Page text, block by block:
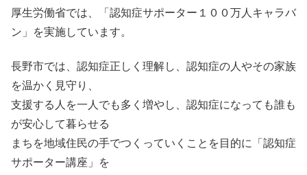
厚生労働省では、「認知症サポーター１００万人キャラバ
ン」を実施しています。
長野市では、認知症正しく理解し、認知症の人やその家族
を温かく見守り、
支援する人を一人でも多く増やし、認知症になっても誰も
が安心して暮らせる
まちを地域住民の手でつくっていくことを目的に「認知症
サポーター講座」を